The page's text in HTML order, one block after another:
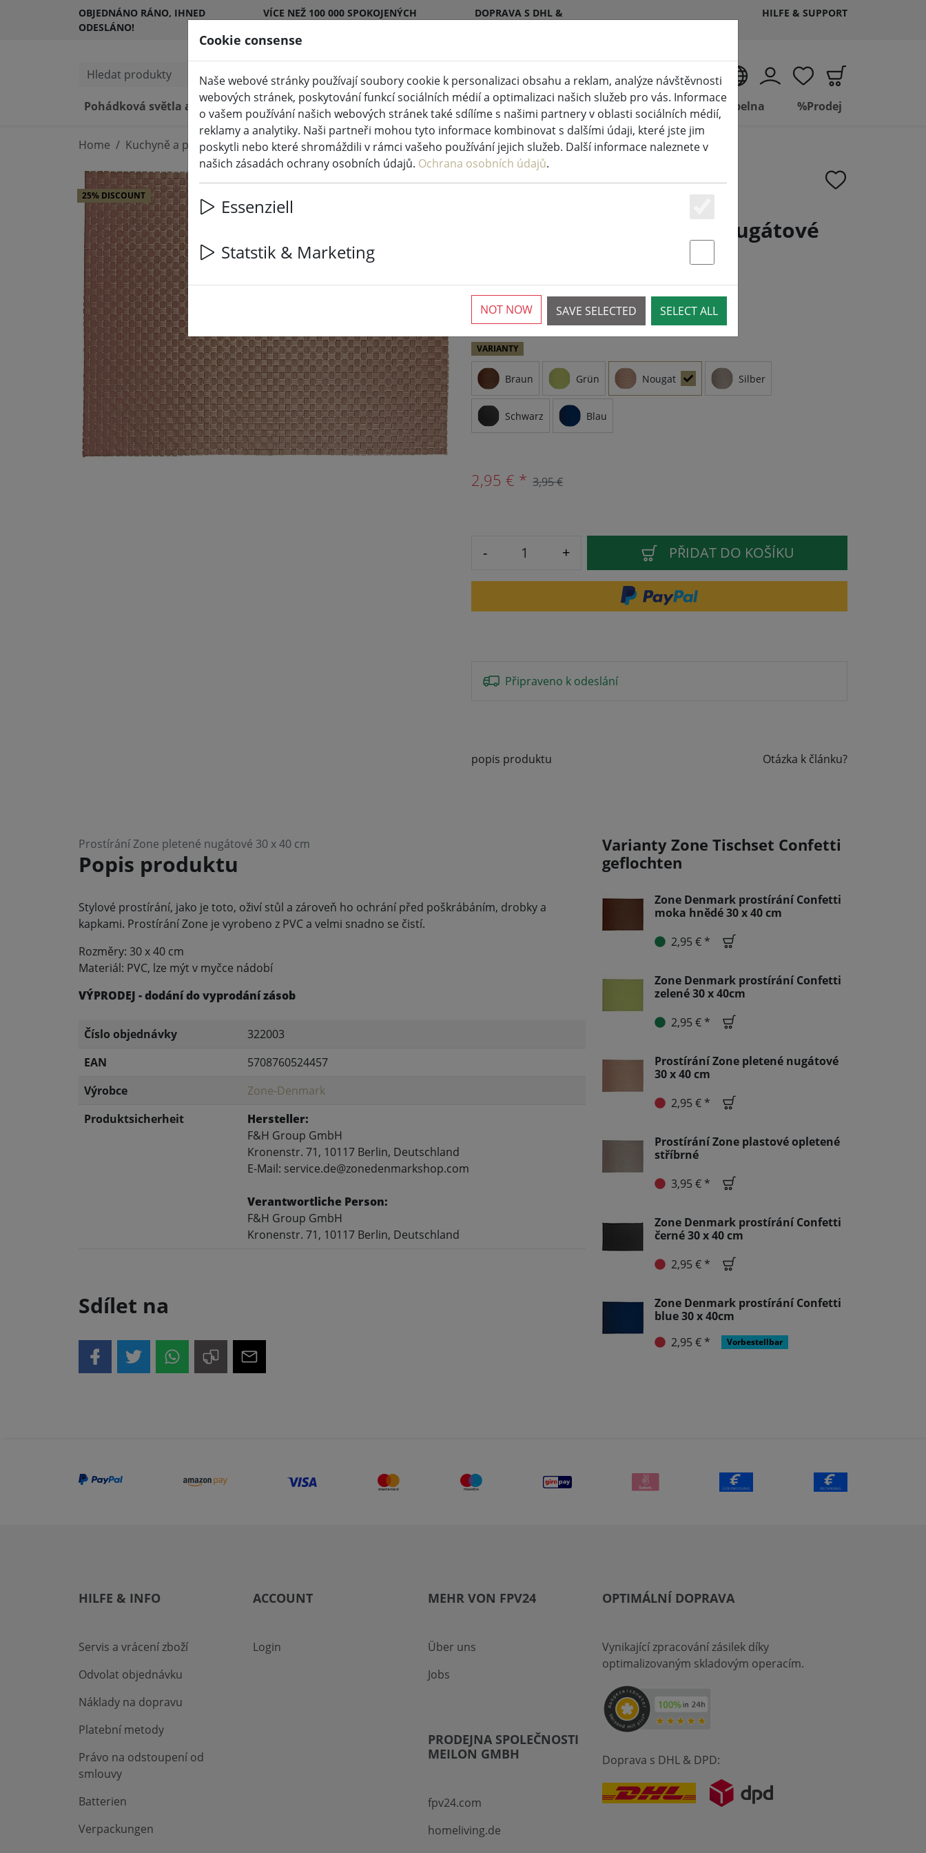
OBJEDNÁNO RÁNO, IHNED
ODESLÁNO!
VÍCE NEŽ 100 000 SPOKOJENÝCH
DOPRAVA S DHL &
HILFE & SUPPORT
Hledat produkty
CS
Pohádková světla a osvětlení
LED svíčky vnitřní a venkovní Kuchyně a potraviny Living Koupelna %Prodej
Home Kuchyně a potraviny Kuchyňské příslušenství
Prostírání Zone pletené nugátové
25% DISCOUNT
1 K dispozici
VARIANTY
Braun Grün Nougat Silber
Schwarz Blau
2,95 € * 3,95 €
- + PŘIDAT DO KOŠÍKU
Připraveno k odeslání
popis produktu Otázka k článku?
Prostírání Zone pletené nugátové 30 x 40 cm
Popis produktu
Stylové prostírání, jako je toto, oživí stůl a zároveň ho ochrání před poškrábáním, drobky a
kapkami. Prostírání Zone je vyrobeno z PVC a velmi snadno se čistí.
Rozměry: 30 x 40 cm
Materiál: PVC, lze mýt v myčce nádobí
VÝPRODEJ - dodání do vyprodání zásob
Číslo objednávky
322003
EAN
5708760524457
Výrobce
Zone-Denmark
Produktsicherheit
Hersteller:
F&H Group GmbH
Kronenstr. 71, 10117 Berlin, Deutschland
E-Mail: service.de@zonedenmarkshop.com
Verantwortliche Person:
F&H Group GmbH
Kronenstr. 71, 10117 Berlin, Deutschland
Sdílet na
Varianty Zone Tischset Confetti
geflochten
Zone Denmark prostírání Confetti
moka hnědé 30 x 40 cm
2,95 € *
Zone Denmark prostírání Confetti
zelené 30 x 40cm
2,95 € *
Prostírání Zone pletené nugátové
30 x 40 cm
2,95 € *
Prostírání Zone plastové opletené
stříbrné
3,95 € *
Zone Denmark prostírání Confetti
černé 30 x 40 cm
2,95 € *
Zone Denmark prostírání Confetti
blue 30 x 40cm
2,95 € *
Vorbestellbar
HILFE & INFO
Servis a vrácení zboží
Odvolat objednávku
Náklady na dopravu
Platební metody
Právo na odstoupení od
smlouvy
Batterien
Verpackungen
ACCOUNT
Login
MEHR VON FPV24
Über uns
Jobs
PRODEJNA SPOLEČNOSTI
MEILON GMBH
fpv24.com
homeliving.de
OPTIMÁLNÍ DOPRAVA
Vynikající zpracování zásilek díky
optimalizovaným skladovým operacím.
Doprava s DHL & DPD:
Cookie consense
Naše webové stránky používají soubory cookie k personalizaci obsahu a reklam, analýze návštěvnosti
webových stránek, poskytování funkcí sociálních médií a optimalizaci našich služeb pro vás. Informace
o vašem používání našich webových stránek také sdílíme s našimi partnery v oblasti sociálních médií,
reklamy a analytiky. Naši partneři mohou tyto informace kombinovat s dalšími údaji, které jste jim
poskytli nebo které shromáždili v rámci vašeho používání jejich služeb. Další informace naleznete v
našich zásadách ochrany osobních údajů. Ochrana osobních údajů.
Essenziell
Essenziell
Statstik & Marketing
SAVE SELECTED SELECT ALL
NOT NOW